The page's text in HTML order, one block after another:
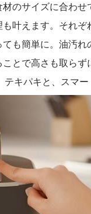
のサイズに合わ
叶えます。それぞ
も簡単に。油汚
とで高さも取らず
キパキと、スマー